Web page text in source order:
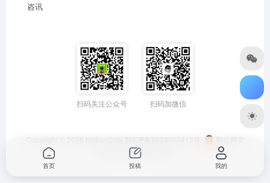
咨讯
扫码关注公众号 扫码加微信
Copyright © 2026 NotionCool 鄂ICP备2023022413号
鄂公网安
备42010302002679号
首页 投稿 我的